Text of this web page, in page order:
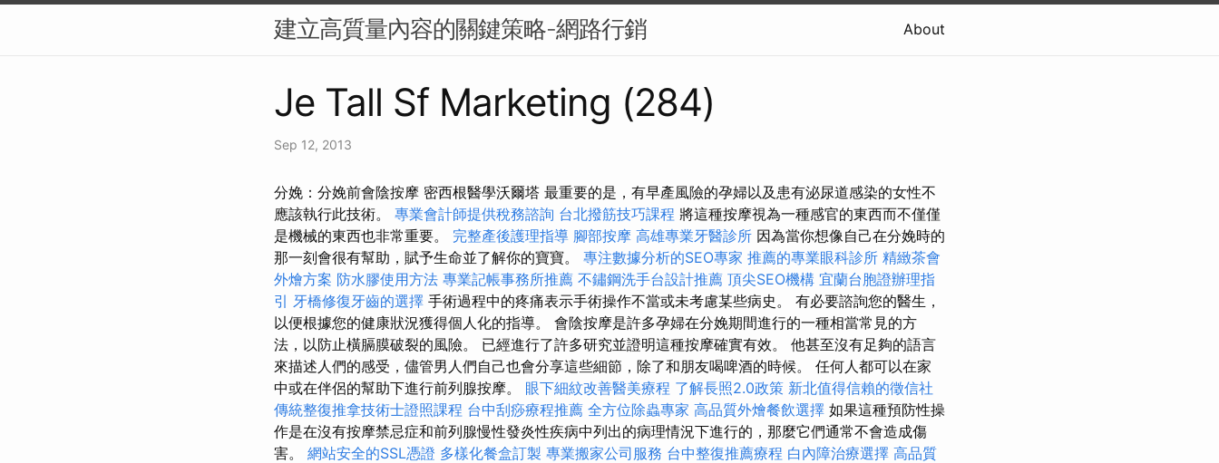
建立高質量內容的關鍵策略-網路行銷 About
Je Tall Sf Marketing (284)
Sep 12, 2013
分娩：分娩前會陰按摩 密西根醫學沃爾塔 最重要的是，有早產風險的孕婦以及患有泌尿道感染的女性不
應該執行此技術。 專業會計師提供稅務諮詢 台北撥筋技巧課程 將這種按摩視為一種感官的東西而不僅僅
是機械的東西也非常重要。 完整產後護理指導 腳部按摩 高雄專業牙醫診所 因為當你想像自己在分娩時的
那一刻會很有幫助，賦予生命並了解你的寶寶。 專注數據分析的SEO專家 推薦的專業眼科診所 精緻茶會
外燴方案 防水膠使用方法 專業記帳事務所推薦 不鏽鋼洗手台設計推薦 頂尖SEO機構 宜蘭台胞證辦理指
引 牙橋修復牙齒的選擇 手術過程中的疼痛表示手術操作不當或未考慮某些病史。 有必要諮詢您的醫生，
以便根據您的健康狀況獲得個人化的指導。 會陰按摩是許多孕婦在分娩期間進行的一種相當常見的方
法，以防止橫膈膜破裂的風險。 已經進行了許多研究並證明這種按摩確實有效。 他甚至沒有足夠的語言
來描述人們的感受，儘管男人們自己也會分享這些細節，除了和朋友喝啤酒的時候。 任何人都可以在家
中或在伴侶的幫助下進行前列腺按摩。 眼下細紋改善醫美療程 了解長照2.0政策 新北值得信賴的徵信社
傳統整復推拿技術士證照課程 台中刮痧療程推薦 全方位除蟲專家 高品質外燴餐飲選擇 如果這種預防性操
作是在沒有按摩禁忌症和前列腺慢性發炎性疾病中列出的病理情況下進行的，那麼它們通常不會造成傷
害。 網站安全的SSL憑證 多樣化餐盒訂製 專業搬家公司服務 台中整復推薦療程 白內障治療選擇 高品質